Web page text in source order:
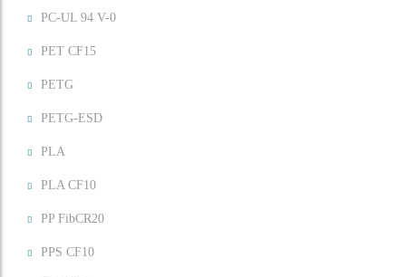
PC-UL 94 V-0
PET CF15
PETG
PETG-ESD
PLA
PLA CF10
PP FibCR20
PPS CF10